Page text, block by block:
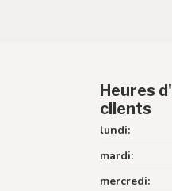
Heures
clients
lundi:
mardi:
mercredi: